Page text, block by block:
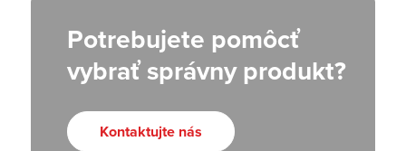
Potrebujete pomôcť
vybrať správny produkt?
Kontaktujte nás